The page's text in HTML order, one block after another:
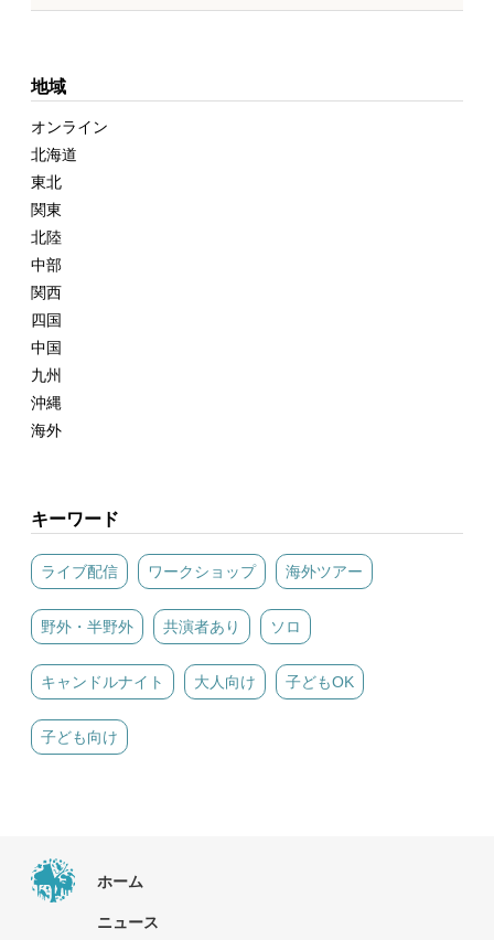
地域
オンライン
北海道
東北
関東
北陸
中部
関西
四国
中国
九州
沖縄
海外
キーワード
ライブ配信 ワークショップ 海外ツアー
野外・半野外 共演者あり ソロ
キャンドルナイト 大人向け 子どもOK
子ども向け
ホーム
ニュース